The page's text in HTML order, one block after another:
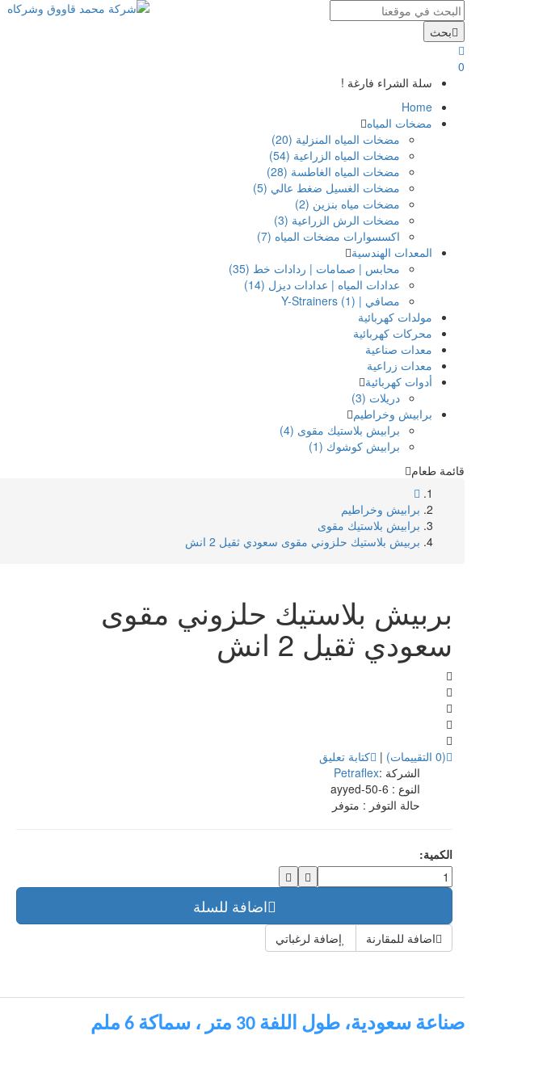
بحث
0
سلة الشراء فارغة !
Home
مضخات المياه
مضخات المياه المنزلية (20)
مضخات المياه الزراعية (54)
مضخات المياه الغاطسة (28)
مضخات الغسيل ضغط عالي (5)
مضخات مياه بنزين (2)
مضخات الرش الزراعية (3)
اكسسوارات مضخات المياه (7)
المعدات الهندسية
محابس | صمامات | ردادات خط (35)
عدادات المياه | عدادات ديزل (14)
مصافي | Y-Strainers (1)
مولدات كهربائية
محركات كهربائية
معدات صناعية
معدات زراعية
أدوات كهربائية
دريلات (3)
برابيش وخراطيم
برابيش بلاستيك مقوى (4)
برابيش كوشوك (1)
قائمة طعام
برابيش وخراطيم
برابيش بلاستيك مقوى
بربيش بلاستيك حلزوني مقوى سعودي ثقيل 2 انش
بربيش بلاستيك حلزوني مقوى
سعودي ثقيل 2 انش
(0 التقييمات) |
كتابة تعليق
الشركة :Petraflex
النوع :
حالة التوفر : متوفر
الكمية:
اضافة للسلة
إضافة لرغباتي اضافة للمقارنة
صناعة سعودية، طول اللفة 30 متر ، سماكة 6 ملم